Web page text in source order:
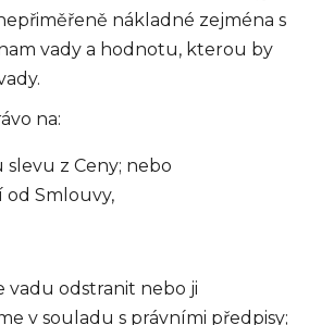
nákladné zejména s
vady a hodnotu, kterou by
na:
slevu z Ceny; nebo
Smlouvy,
vadu odstranit nebo ji
v souladu s právními předpisy;